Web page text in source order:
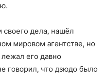
дела, нашёл
мировом агентстве, но
его давно
говорил, что дзюдо было